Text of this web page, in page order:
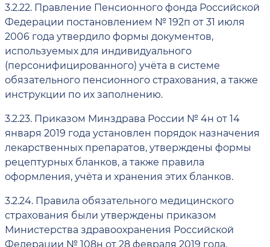
3.2.22. Правление Пенсионного фонда Российской
Федерации постановлением № 192п от 31 июля
2006 года утвердило формы документов,
используемых для индивидуального
(персонифицированного) учёта в системе
обязательного пенсионного страхования, а также
инструкции по их заполнению.
3.2.23. Приказом Минздрава России № 4н от 14
января 2019 года установлен порядок назначения
лекарственных препаратов, утверждены формы
рецептурных бланков, а также правила
оформления, учёта и хранения этих бланков.
3.2.24. Правила обязательного медицинского
страхования были утверждены приказом
Министерства здравоохранения Российской
Федерации № 108н от 28 февраля 2019 года.